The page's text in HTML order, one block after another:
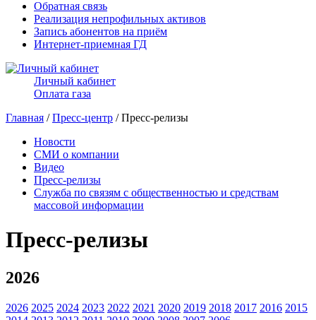
Обратная связь
Реализация непрофильных активов
Запись абонентов на приём
Интернет-приемная ГД
Личный кабинет
Оплата газа
Главная /Пресс-центр / Пресс-релизы
Новости
СМИ о компании
Видео
Пресс-релизы
Служба по связям с общественностью и средствам
массовой информации
Пресс-релизы
2026
2026 2025 2024 2023 2022 2021 2020 2019 2018 2017 2016 2015